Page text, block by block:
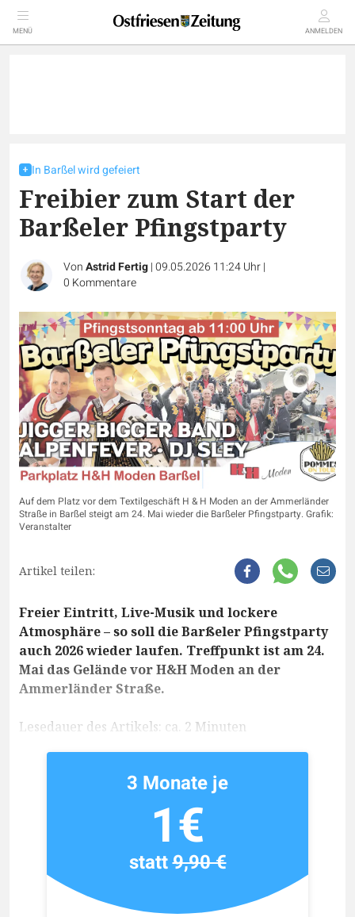
MENÜ ANMELDEN
In Barßel wird gefeiert
Freibier zum Start der
Barßeler Pfingstparty
VonAstrid Fertig|09.05.2026 11:24 Uhr|
0 Kommentare
Auf dem Platz vor dem Textilgeschäft H & H Moden an der Ammerländer
Straße in Barßel steigt am 24. Mai wieder die Barßeler Pfingstparty. Grafik:
Veranstalter
Artikel teilen:
Freier Eintritt, Live-Musik und lockere
Atmosphäre – so soll die Barßeler Pfingstparty
auch 2026 wieder laufen. Treffpunkt ist am 24.
Mai das Gelände vor H&H Moden an der
Ammerländer Straße.
Lesedauer des Artikels: ca. 2 Minuten
3 Monate je
1€
statt9,90 €